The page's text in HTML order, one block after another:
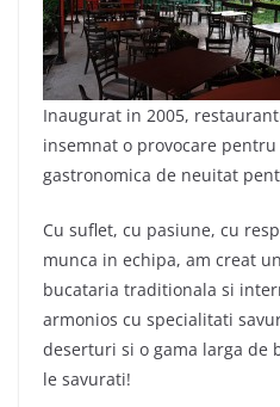
Inaugurat in 2005,
insemnat o provocare
gastronomica de neuitat
Cu suflet, cu pasiune, cu
munca in echipa, am creat
bucataria traditionala si
armonios cu specialitati
deserturi si o gama larga de
le savurati!